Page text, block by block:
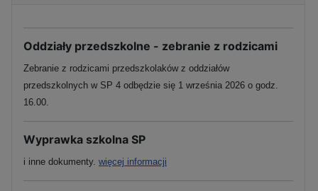
Oddziały przedszkolne - zebranie z rodzicami
Zebranie z rodzicami przedszkolaków z oddziałów
przedszkolnych w SP 4 odbędzie się 1 września 2026 o godz.
16.00.
Wyprawka szkolna SP
i inne dokumenty. więcej informacji